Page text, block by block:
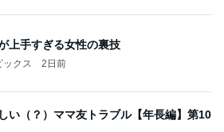
上手すぎる女性の裏技
クス 2日前
い（？）ママ友トラブル【年長編】第10